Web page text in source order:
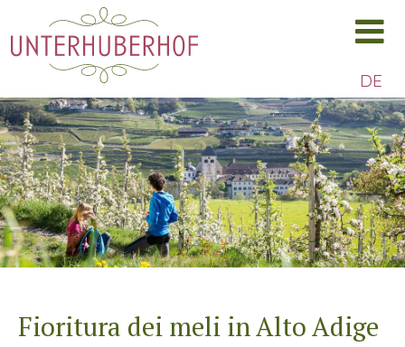
DE
Fioritura dei meli in Alto Adige